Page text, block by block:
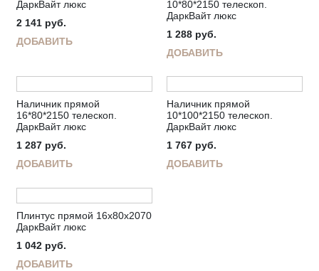
ДаркВайт люкс
2 141 руб.
ДОБАВИТЬ
10*80*2150 телескоп.
ДаркВайт люкс
1 288 руб.
ДОБАВИТЬ
Наличник прямой
16*80*2150 телескоп.
ДаркВайт люкс
1 287 руб.
ДОБАВИТЬ
Наличник прямой
10*100*2150 телескоп.
ДаркВайт люкс
1 767 руб.
ДОБАВИТЬ
Плинтус прямой 16х80х2070
ДаркВайт люкс
1 042 руб.
ДОБАВИТЬ